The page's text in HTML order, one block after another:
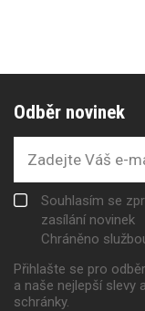
Odběr novinek
Souhlasím se
zasílání novinek
Chráněno
Přihlašte se pro
a naše nejlepší slevy
schránky.